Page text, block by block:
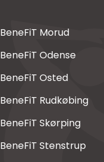
BeneFiT Morud
BeneFiT Odense
BeneFiT Osted
BeneFiT Rudkøbing
BeneFiT Skørping
BeneFiT Stenstrup